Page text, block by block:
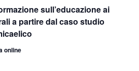
sull’educazione ai
a partire dal caso studio
online